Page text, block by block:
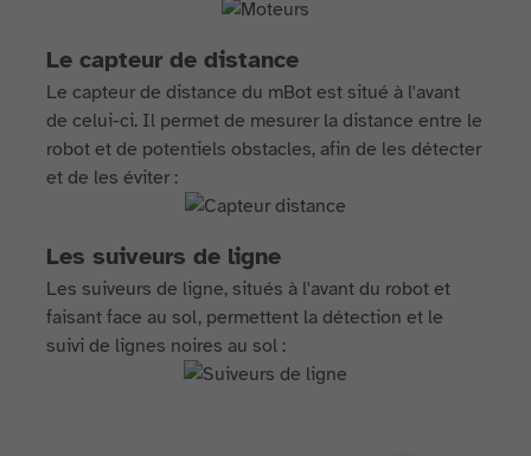
Le capteur de distance
Le capteur de distance du mBot est situé à l'avant
de celui-ci. Il permet de mesurer la distance entre le
robot et de potentiels obstacles, afin de les détecter
et de les éviter :
Les suiveurs de ligne
Les suiveurs de ligne, situés à l'avant du robot et
faisant face au sol, permettent la détection et le
suivi de lignes noires au sol :